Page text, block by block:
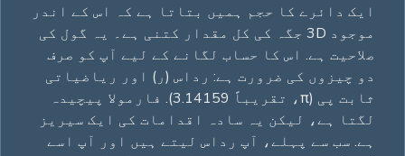
ایک دائرے کا حجم ہمیں بتاتا ہے کہ اس کے اندر
موجود 3D جگہ کی کل مقدار کتنی ہے۔ یہ گول کی
صلاحیت ہے. اس کا حساب لگانے کے لیے آپ کو صرف
دو چیزوں کی ضرورت ہے: رداس (ر) اور ریاضیاتی
ثابت پی (π، تقریباً 3.14159). فارمولا پیچیدہ
لگتا ہے، لیکن یہ سادہ اقدامات کی ایک سیریز
ہے. سب سے پہلے، آپ رداس لیتے ہیں اور آپ اسے